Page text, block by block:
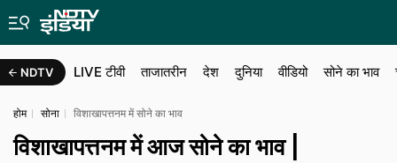
NDTV LIVE टीवी ताजातरीन देश दुनिया वीडियो सोने का भाव
होम सोना विशाखापत्तनम में सोने का भाव
विशाखापत्तनम में आज सोने का भाव |